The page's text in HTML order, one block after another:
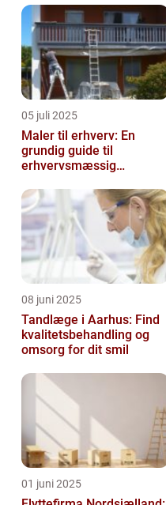
05 juli 2025
Maler til erhverv: En
grundig guide til
erhvervsmæssig
08 juni 2025
Tandlæge i Aarhus: Find
kvalitetsbehandling og
omsorg for dit smil
01 juni 2025